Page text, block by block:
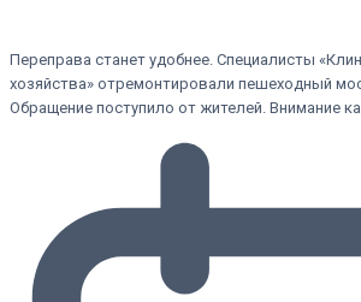
Переправа станет удобнее. Специалисты
хозяйства» отремонтировали пешеходный
Обращение поступило от жителей. Внимание